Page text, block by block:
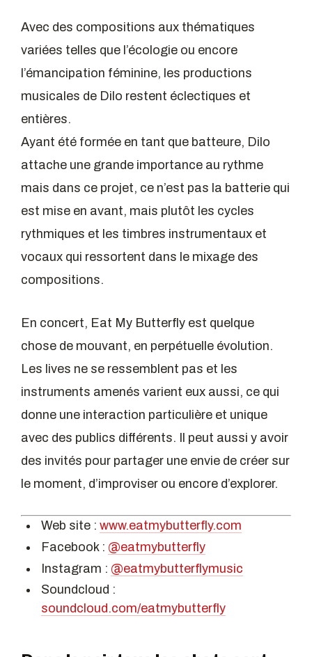
Avec des compositions aux thématiques
variées telles que l’écologie ou encore
l’émancipation féminine, les productions
musicales de Dilo restent éclectiques et
entières.
Ayant été formée en tant que batteure, Dilo
attache une grande importance au rythme
mais dans ce projet, ce n’est pas la batterie qui
est mise en avant, mais plutôt les cycles
rythmiques et les timbres instrumentaux et
vocaux qui ressortent dans le mixage des
compositions.
En concert, Eat My Butterfly est quelque
chose de mouvant, en perpétuelle évolution.
Les lives ne se ressemblent pas et les
instruments amenés varient eux aussi, ce qui
donne une interaction particulière et unique
avec des publics différents. Il peut aussi y avoir
des invités pour partager une envie de créer sur
le moment, d’improviser ou encore d’explorer.
Web site : www.eatmybutterfly.com
Facebook : @eatmybutterfly
Instagram : @eatmybutterflymusic
Soundcloud :
soundcloud.com/eatmybutterfly